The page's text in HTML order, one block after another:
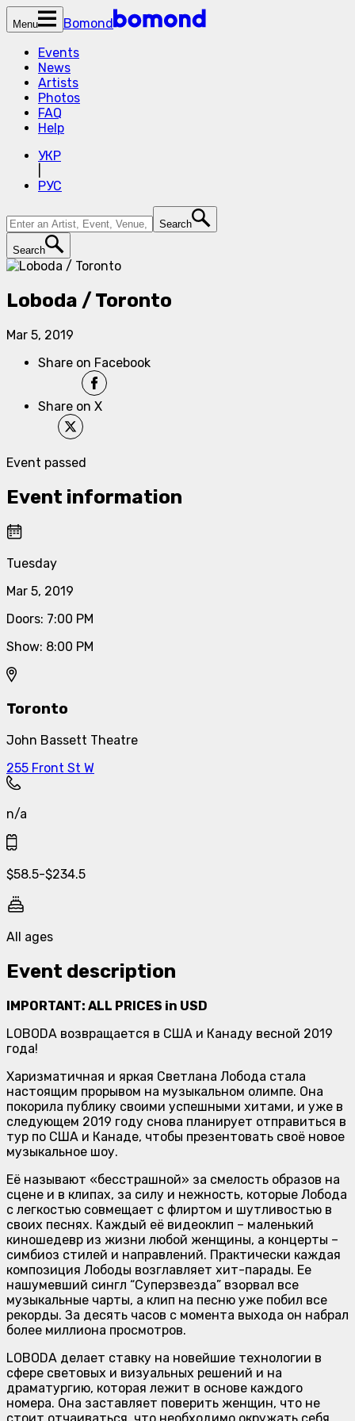
Menu
Bomond
Events
News
Artists
Photos
FAQ
Help
УКР
РУС
Search
Search
Loboda / Toronto
Mar 5, 2019
Share on Facebook
Share on X
Event passed
Event information
Tuesday
Mar 5, 2019
Doors: 7:00 PM
Show: 8:00 PM
Toronto
John Bassett Theatre
255 Front St W
n/a
$58.5-$234.5
All ages
Event description
IMPORTANT: ALL PRICES in USD
LOBODA возвращается в США и Канаду весной 2019
года!
Харизматичная и яркая Светлана Лобода стала
настоящим прорывом на музыкальном олимпе. Она
покорила публику своими успешными хитами, и уже в
следующем 2019 году снова планирует отправиться в
тур по США и Канаде, чтобы презентовать своё новое
музыкальное шоу.
Её называют «бесстрашной» за смелость образов на
сцене и в клипах, за силу и нежность, которые Лобода
с легкостью совмещает с флиртом и шутливостью в
своих песнях. Каждый её видеоклип – маленький
киношедевр из жизни любой женщины, а концерты –
симбиоз стилей и направлений. Практически каждая
композиция Лободы возглавляет хит-парады. Ее
нашумевший сингл “Суперзвезда” взорвал все
музыкальные чарты, а клип на песню уже побил все
рекорды. За десять часов с момента выхода он набрал
более миллиона просмотров.
LOBODA делает ставку на новейшие технологии в
сфере световых и визуальных решений и на
драматургию, которая лежит в основе каждого
номера. Она заставляет поверить женщин, что не